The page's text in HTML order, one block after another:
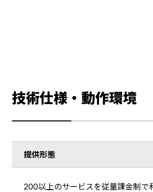
技術仕様・動作環境
提供形態
200以上のサービスを従量課金制で